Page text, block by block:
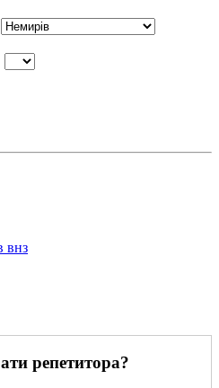
внз
репетитора?